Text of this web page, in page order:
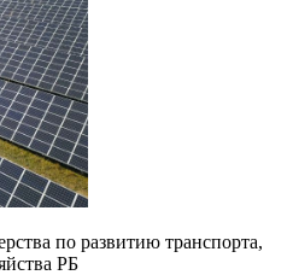
по развитию транспорта,
РБ